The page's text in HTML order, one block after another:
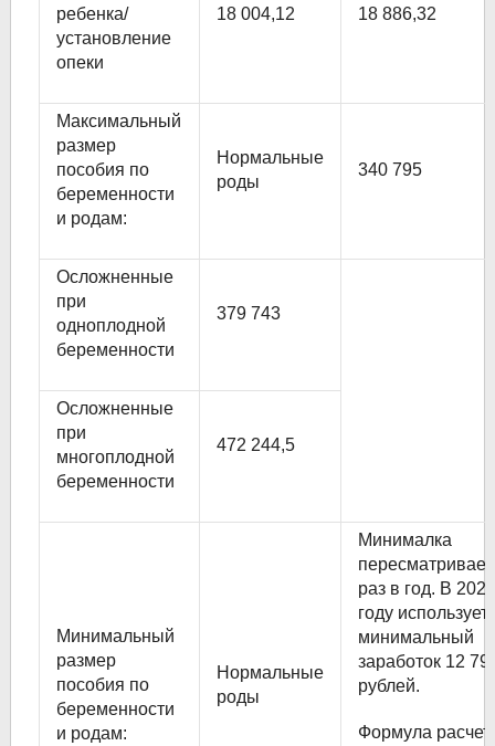
ребенка/
установление
опеки
18 004,12 18 886,32
Максимальный
размер
пособия по
беременности
и родам:
Нормальные
роды
340 795
Осложненные
при
одноплодной
беременности
379 743
Осложненные
при
многоплодной
беременности
472 244,5
Минимальный
размер
пособия по
беременности
и родам:
Нормальные
роды
Минималка
раз в год. В 2023
году
минимальный
заработок 12
рублей.
Формула